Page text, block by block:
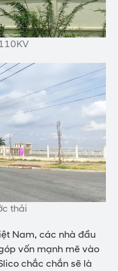
thải
Nam, các nhà đầu
vốn mạnh mẽ vào
chắc chắn sẽ là